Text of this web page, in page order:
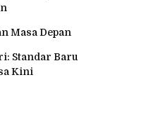
Masa Depan
Standar Baru
Kini